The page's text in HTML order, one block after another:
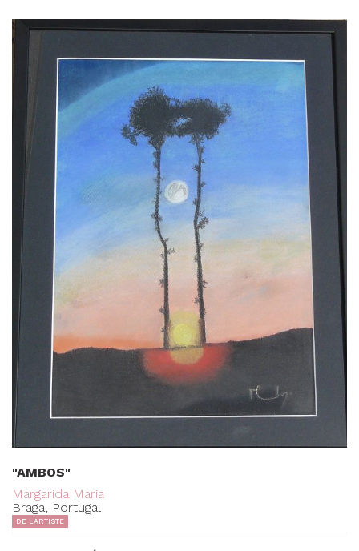
"AMBOS"
Margarida Maria
Braga, Portugal
DE L'ARTISTE